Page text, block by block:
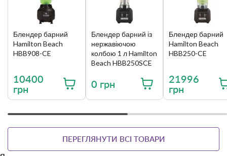
Блендер барний
Hamilton Beach
HBB908-CE
10400
грн
Блендер барний із
нержавіючою
колбою 1 л Hamilton
Beach HBB250SCE
0 грн
Блендер барний
Hamilton Beach
HBB250-CE
21996
грн
ПЕРЕГЛЯНУТИ ВСІ ТОВАРИ